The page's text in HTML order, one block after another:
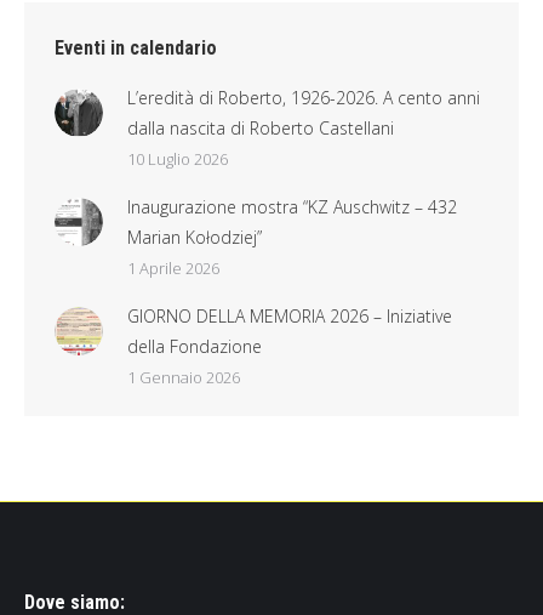
Eventi in calendario
L’eredità di Roberto, 1926-2026. A cento anni
dalla nascita di Roberto Castellani
10 Luglio 2026
Inaugurazione mostra “KZ Auschwitz – 432
Marian Kołodziej”
1 Aprile 2026
GIORNO DELLA MEMORIA 2026 – Iniziative
della Fondazione
1 Gennaio 2026
Dove siamo: